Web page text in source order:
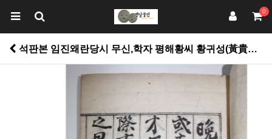
0
석판본 임진왜란당시 무신,학자 평해황씨 황귀성(黃貴成) 만휴당문집(晩休堂文集) 2권1책완질 > 고서적